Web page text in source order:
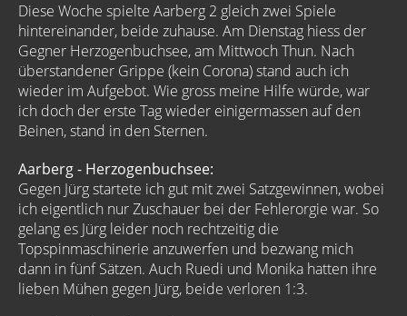
Diese Woche spielte Aarberg 2 gleich zwei Spiele
hintereinander, beide zuhause. Am Dienstag hiess der
Gegner Herzogenbuchsee, am Mittwoch Thun. Nach
überstandener Grippe (kein Corona) stand auch ich
wieder im Aufgebot. Wie gross meine Hilfe würde, war
ich doch der erste Tag wieder einigermassen auf den
Beinen, stand in den Sternen.
Aarberg - Herzogenbuchsee:
Gegen Jürg startete ich gut mit zwei Satzgewinnen, wobei
ich eigentlich nur Zuschauer bei der Fehlerorgie war. So
gelang es Jürg leider noch rechtzeitig die
Topspinmaschinerie anzuwerfen und bezwang mich
dann in fünf Sätzen. Auch Ruedi und Monika hatten ihre
lieben Mühen gegen Jürg, beide verloren 1:3.